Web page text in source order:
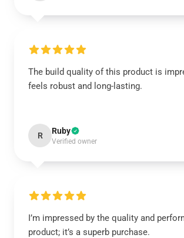
The build quality of this product is
feels robust and long-lasting.
R Ruby
Verified owner
I’m impressed by the quality and
product; it’s a superb purchase.